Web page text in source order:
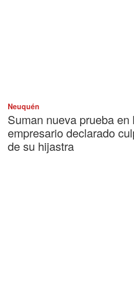
Neuquén
Suman nueva prueba en
empresario declarado
de su hijastra